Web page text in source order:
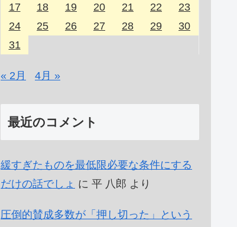
17
18 19 20 21 22
23
24
25 26 27 28 29
30
31
« 2月 4月 »
最近のコメント
緩すぎたものを最低限必要な条件にする
だけの話でしょ に 平 八郎 より
圧倒的賛成多数が「押し切った」という